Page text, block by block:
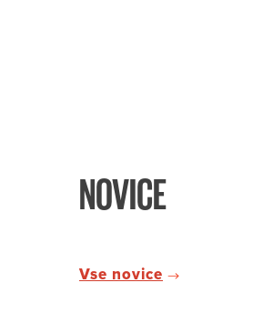
NOVICE
Vse novice